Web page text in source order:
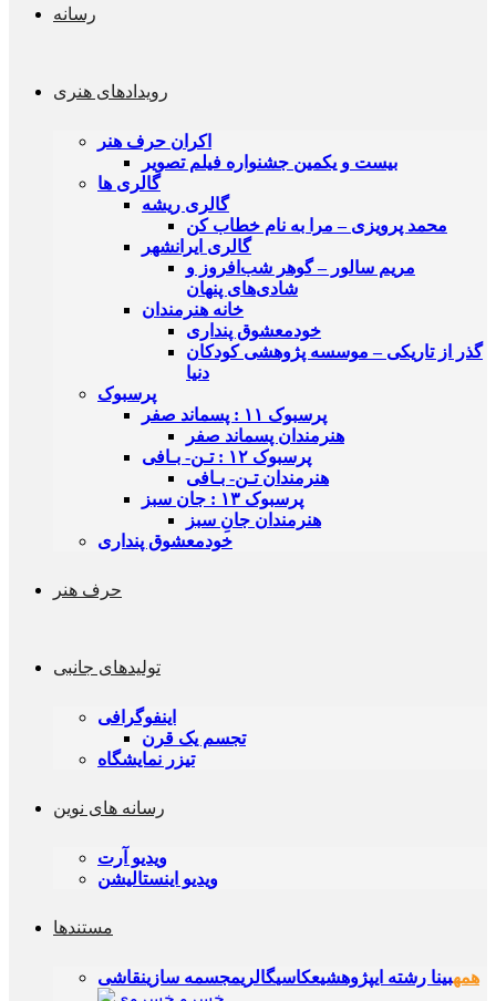
رسانه
رویدادهای هنری
اکران حرف هنر
بیست و یکمین جشنواره فیلم تصویر
گالری ها
گالری ریشه
محمد پرویزی – مرا به نام خطاب کن
گالری ایرانشهر
مریم سالور – گوهر شب‌افروز و
شادی‌های پنهان
خانه هنرمندان
خودمعشوق پنداری
گذر از تاریکی – موسسه‌ پژوهشی کودکان
دنیا
پرسبوک
پرسبوک ۱۱ : پسماند صفر
هنرمندان پسماند صفر
پرسبوک ۱۲ : تـن- بـافی
هنرمندان تـن- بـافی
پرسبوک ۱۳ : جان سبز
هنرمندان جانِ سبز
خودمعشوق پنداری
حرف هنر
تولیدهای جانبی
اینفوگرافی
تجسم یک قرن
تیزر نمایشگاه
رسانه های نوین
ویدیو آرت
ویدیو اینستالیشن
مستندها
همهبینا رشته ایپژوهشیعکاسیگالریمجسمه‌ سازینقاشی